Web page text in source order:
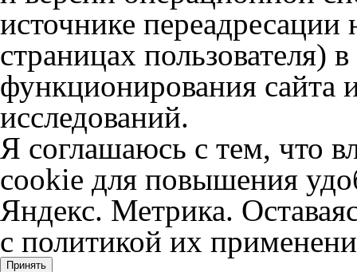
источнике
страницах пользователя)
функционирования сайта
исследований.
Я соглашаюсь с тем, что
cookie для повышения
Яндекс. Метрика.
с политикой их
Принять